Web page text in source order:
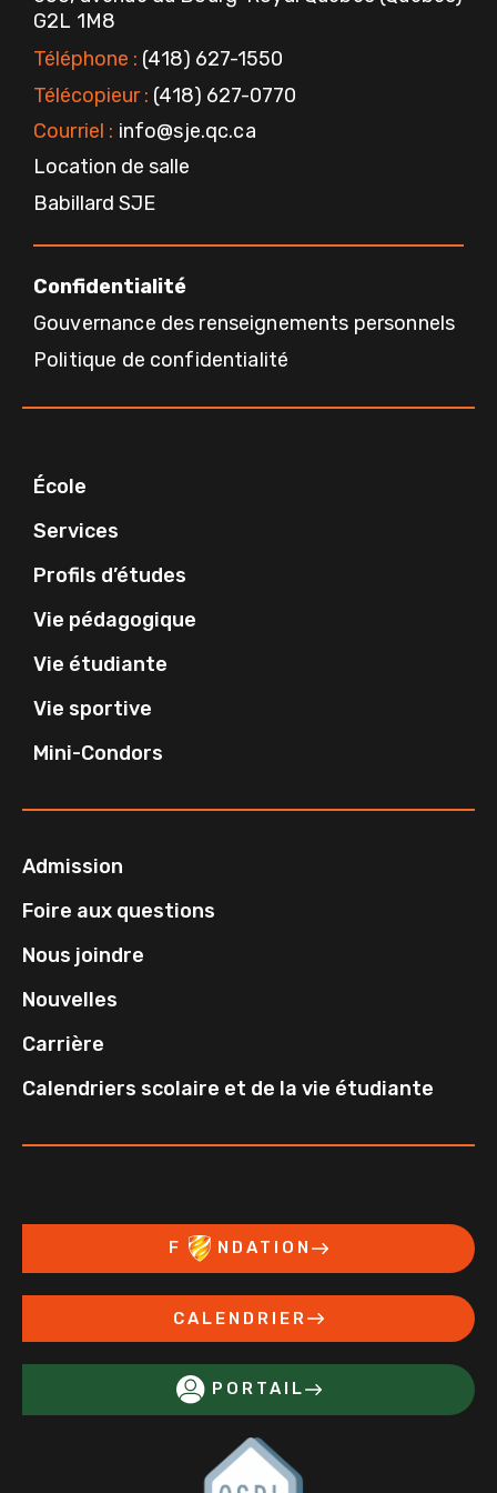
a
m
k
G2L 1M8
Téléphone : (418) 627-1550
Télécopieur : (418) 627-0770
Courriel : info@sje.qc.ca
Location de salle
Babillard SJE
Confidentialité
Gouvernance des renseignements personnels
Politique de confidentialité
École
Services
Profils d’études
Vie pédagogique
Vie étudiante
Vie sportive
Mini-Condors
Admission
Foire aux questions
Nous joindre
Nouvelles
Carrière
Calendriers scolaire et de la vie étudiante
F NDATION
CALENDRIER
PORTAIL